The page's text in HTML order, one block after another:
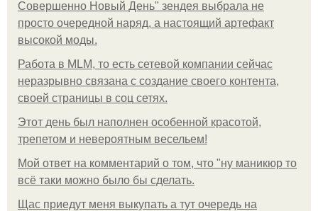
Совершенно Новый День" зендея выбрала не
просто очередной наряд, а настоящий артефакт
высокой моды.
Работа в MLM, то есть сетевой компании сейчас
неразрывно связана с создание своего контента,
своей страницы в соц сетях.
Этот день был наполнен особенной красотой,
трепетом и невероятным весельем!
Мой ответ на комментарий о том, что "ну маникюр то
всё таки можно было бы сделать.
Щас приедут меня выкупать а тут очередь на